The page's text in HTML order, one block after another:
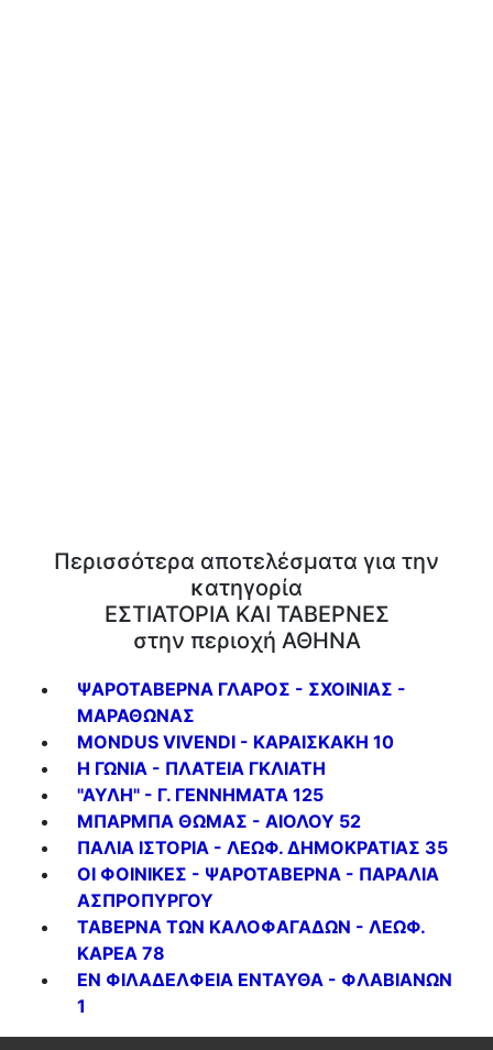
Περισσότερα αποτελέσματα για την
κατηγορία
ΕΣΤΙΑΤΟΡΙΑ ΚΑΙ ΤΑΒΕΡΝΕΣ
στην περιοχή ΑΘΗΝΑ
ΨΑΡΟΤΑΒΕΡΝΑ ΓΛΑΡΟΣ - ΣΧΟΙΝΙΑΣ -
ΜΑΡΑΘΩΝΑΣ
MONDUS VIVENDI - ΚΑΡΑΙΣΚΑΚΗ 10
Η ΓΩΝΙΑ - ΠΛΑΤΕΙΑ ΓΚΛΙΑΤΗ
"ΑΥΛΗ" - Γ. ΓΕΝΝΗΜΑΤΑ 125
ΜΠΑΡΜΠΑ ΘΩΜΑΣ - ΑΙΟΛΟΥ 52
ΠΑΛΙΑ ΙΣΤΟΡΙΑ - ΛΕΩΦ. ΔΗΜΟΚΡΑΤΙΑΣ 35
ΟΙ ΦΟΙΝΙΚΕΣ - ΨΑΡΟΤΑΒΕΡΝΑ - ΠΑΡΑΛΙΑ
ΑΣΠΡΟΠΥΡΓΟΥ
ΤΑΒΕΡΝΑ ΤΩΝ ΚΑΛΟΦΑΓΑΔΩΝ - ΛΕΩΦ.
ΚΑΡΕΑ 78
ΕΝ ΦΙΛΑΔΕΛΦΕΙΑ ΕΝΤΑΥΘΑ - ΦΛΑΒΙΑΝΩΝ
1